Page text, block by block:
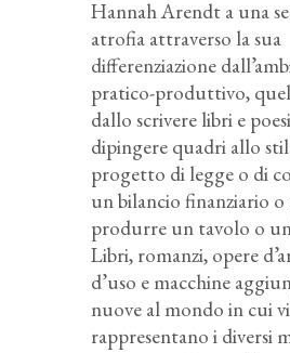
Hannah Arendt a una
atrofia attraverso la sua
differenziazione
pratico-produttivo,
dallo scrivere libri e
dipingere quadri allo
progetto di legge o di
un bilancio finanziario o
produrre un tavolo o
Libri, romanzi, opere
d’uso e macchine
nuove al mondo in cui
rappresentano i diversi